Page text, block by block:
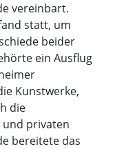
vereinbart.
statt, um
beider
ein Ausflug
Kunstwerke,
die
privaten
bereitete das